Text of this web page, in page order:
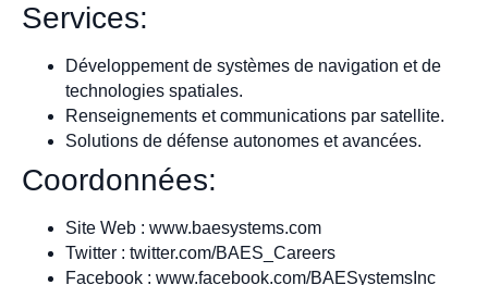
Services:
Développement de systèmes de navigation et de
technologies spatiales.
Renseignements et communications par satellite.
Solutions de défense autonomes et avancées.
Coordonnées:
Site Web : www.baesystems.com
Twitter : twitter.com/BAES_Careers
Facebook : www.facebook.com/BAESystemsInc